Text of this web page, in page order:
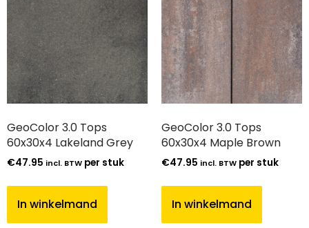
GeoColor 3.0 Tops
60x30x4 Lakeland Grey
€47.95 incl. BTW per stuk
In winkelmand
GeoColor 3.0 Tops
60x30x4 Maple Brown
€47.95 incl. BTW per stuk
In winkelmand